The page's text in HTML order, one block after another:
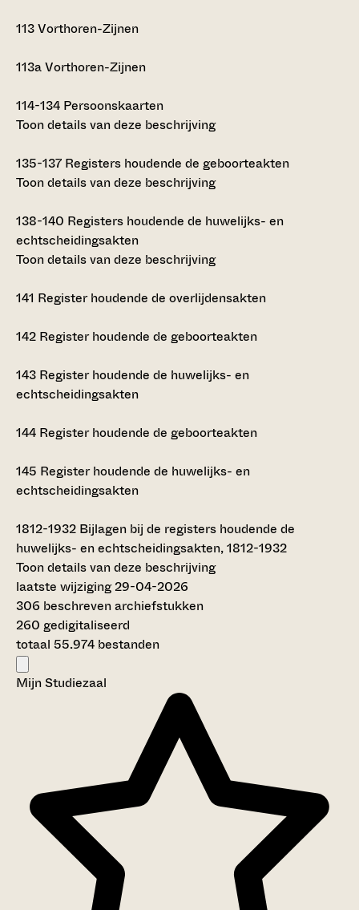
113Vorthoren-Zijnen
113aVorthoren-Zijnen
114-134 Persoonskaarten
Toon details van deze beschrijving
135-137 Registers houdende de geboorteakten
Toon details van deze beschrijving
138-140 Registers houdende de huwelijks- en
echtscheidingsakten
Toon details van deze beschrijving
141 Register houdende de overlijdensakten
142 Register houdende de geboorteakten
143 Register houdende de huwelijks- en
echtscheidingsakten
144 Register houdende de geboorteakten
145 Register houdende de huwelijks- en
echtscheidingsakten
1812-1932 Bijlagen bij de registers houdende de
huwelijks- en echtscheidingsakten, 1812-1932
Toon details van deze beschrijving
laatste wijziging 29-04-2026
306 beschreven archiefstukken
260 gedigitaliseerd
totaal 55.974 bestanden
Mijn Studiezaal